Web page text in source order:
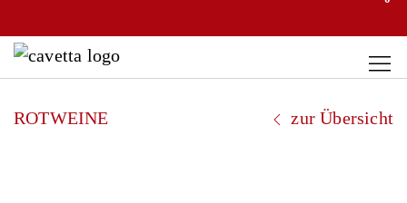
ROTWEINE zur Übersicht